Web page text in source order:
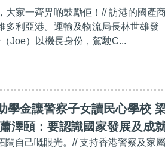
大家一齊畀啲鼓勵佢！// 訪港的國產
多利亞港。運輸及物流局長林世雄發
Joe）以機長身份，駕駛C...
學金讓警察子女讀民心學校
澤頤：要認識國家發展及成
自己嘅眼光。// 支持香港警察及家屬